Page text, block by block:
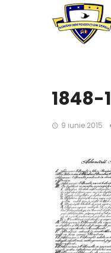
1848-1
9 iunie 2015